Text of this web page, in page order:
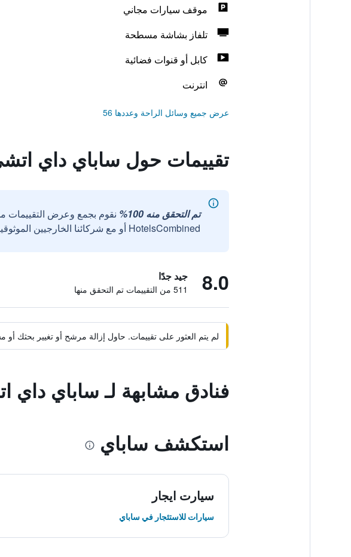
موقف سيارات مجاني
تلفاز بشاشة مسطحة
كابل أو قنوات فضائية
انترنت
عرض جميع وسائل الراحة وعددها 56
تقييمات حول ساباي داي
تم التحقق منه 100%
نقوم بجمع وعرض التقييمات
HotelsCombined أو مع شركائنا الخارجيين الموثوقين.
8.0 جيد جدًا
511 من التقييمات تم التحقق منها
لم يتم العثور على تقييمات. حاول إزالة مرشح أو تغيير بحثك
فنادق مشابهة لـ ساباي داي
استكشف ساباي
سيارت ايجار
سيارات للاستئجار في ساباي